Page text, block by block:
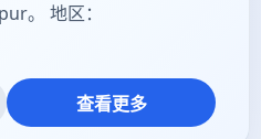
。 地区：
查看更多